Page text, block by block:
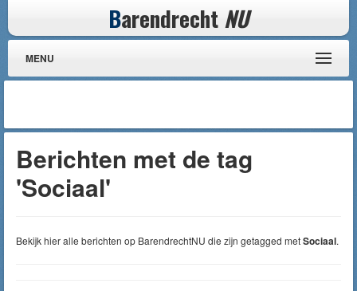
Barendrecht NU
MENU
Berichten met de tag
'Sociaal'
Bekijk hier alle berichten op BarendrechtNU die zijn getagged metSociaal.